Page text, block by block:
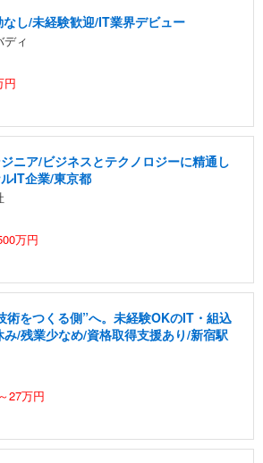
し/未経験歓迎/IT業界デビュー
ィ
円
ニア/ビジネスとテクノロジーに精通し
IT企業/東京都
万円
術をつくる側”へ。未経験OKのIT・組込
/残業少なめ/資格取得支援あり/新宿駅
27万円